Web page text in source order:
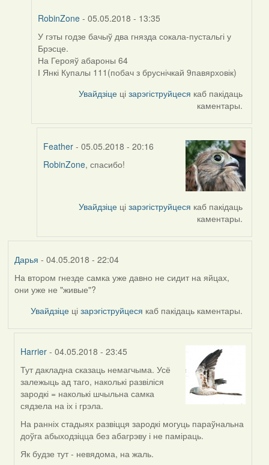
RobinZone - 05.05.2018 - 13:35
In
reply
to
by
У гэты годзе бачыў два гнязда сокала-пустальгі у
Брэсце.
На Герояў абароны 64
І Янкі Купалы 111(побач з бруснічкай 9павярховік)
Увайдзіце цізарэгіструйцеся каб пакідаць
каментары.
Feather - 05.05.2018 - 20:16
In
RobinZone, спасибо!
Увайдзіце цізарэгіструйцеся каб пакідаць
каментары.
Дарья - 04.05.2018 - 22:04
На втором гнезде самка уже давно не сидит на яйцах,
они уже не "живые"?
Увайдзіце цізарэгіструйцеся каб пакідаць каментары.
Harrier - 04.05.2018 - 23:45
In
reply
to
by
Дарья
Тут дакладна сказаць немагчыма. Усё
залежыць ад таго, наколькі развіліся
зародкі = наколькі шчыльна самка
сядзела на іх і грэла.
На ранніх стадыях развіцця зародкі могуць параўнальна
доўга абыходзіцца без абагрэву і не паміраць.
Як будзе тут - невядома, на жаль.